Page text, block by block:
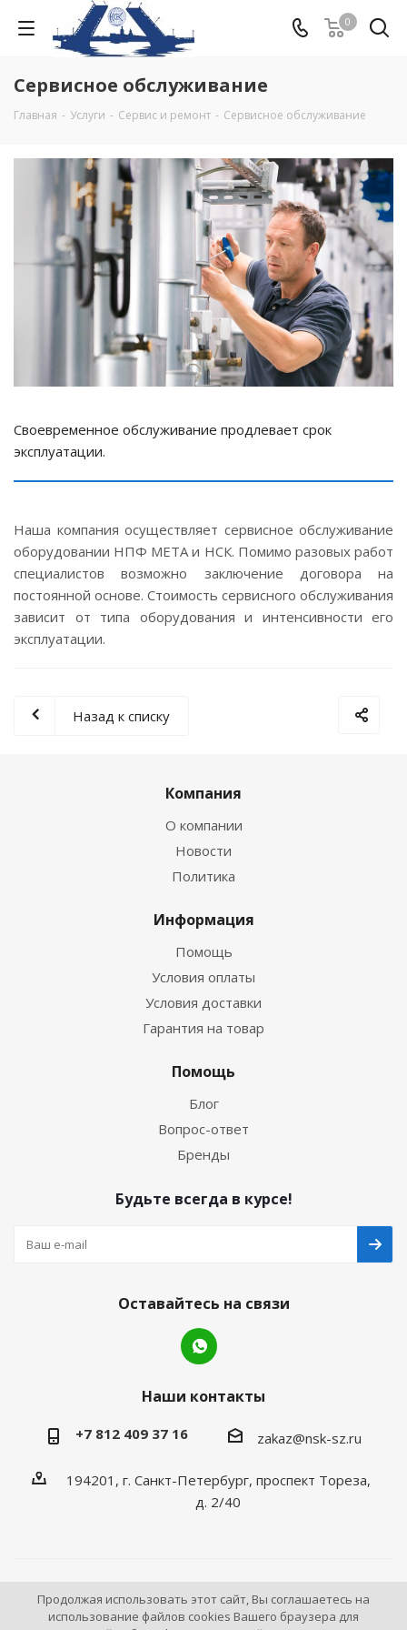
0
Сервисное обслуживание
Главная - Услуги - Сервис и ремонт - Сервисное обслуживание
Своевременное обслуживание продлевает срок
эксплуатации.
Наша компания осуществляет сервисное обслуживание
оборудовании НПФ МЕТА и НСК. Помимо разовых работ
специалистов возможно заключение договора на
постоянной основе. Стоимость сервисного обслуживания
зависит от типа оборудования и интенсивности его
эксплуатации.
Назад к списку
Компания
О компании
Новости
Политика
Информация
Помощь
Условия оплаты
Условия доставки
Гарантия на товар
Помощь
Блог
Вопрос-ответ
Бренды
Будьте всегда в курсе!
Оставайтесь на связи
Наши контакты
+7 812 409 37 16 zakaz@nsk-sz.ru
194201, г. Санкт-Петербург, проспект Тореза,
д. 2/40
2026 © Все права защищены «НСК Северо-Запад».
Инструмент и оборудование для станций технического
Продолжая использовать этот сайт, Вы соглашаетесь на
использование файлов cookies Вашего браузера для